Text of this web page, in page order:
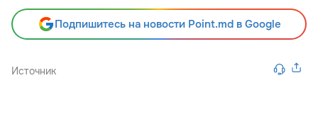
Подпишитесь на новости Point.md в Google
Источник